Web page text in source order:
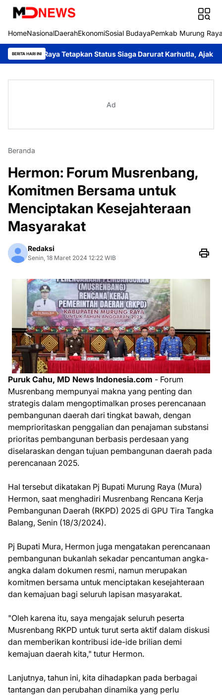
HomeNasionalDaerahEkonomiSosial BudayaPemkab Murung
BERITA HARI INI
Tetapkan Status Siaga Darurat Karhutla, Ajak Seluruh
Ad
Beranda
Hermon: Forum Musrenbang,
Komitmen Bersama untuk
Menciptakan Kesejahteraan
Masyarakat
Redaksi
Senin, 18 Maret 2024 12:22 WIB
Puruk Cahu, MD News Indonesia.com - Forum
Musrenbang mempunyai makna yang penting dan
strategis dalam mengoptimalkan proses perencanaan
pembangunan daerah dari tingkat bawah, dengan
memprioritaskan penggalian dan penajaman substansi
prioritas pembangunan berbasis perdesaan yang
diselaraskan dengan tujuan pembangunan daerah pada
perencanaan 2025.
Hal tersebut dikatakan Pj Bupati Murung Raya (Mura)
Hermon, saat menghadiri Musrenbang Rencana Kerja
Pembangunan Daerah (RKPD) 2025 di GPU Tira Tangka
Balang, Senin (18/3/2024).
Pj Bupati Mura, Hermon juga mengatakan perencanaan
pembangunan bukanlah sekadar pencantuman angka-
angka dalam dokumen resmi, namun merupakan
komitmen bersama untuk menciptakan kesejahteraan
dan kemajuan bagi seluruh lapisan masyarakat.
"Oleh karena itu, saya mengajak seluruh peserta
Musrenbang RKPD untuk turut serta aktif dalam diskusi
dan memberikan kontribusi ide-ide brilian demi
kemajuan daerah kita," tutur Hermon.
Lanjutnya, tahun ini, kita dihadapkan pada berbagai
tantangan dan perubahan dinamika yang perlu